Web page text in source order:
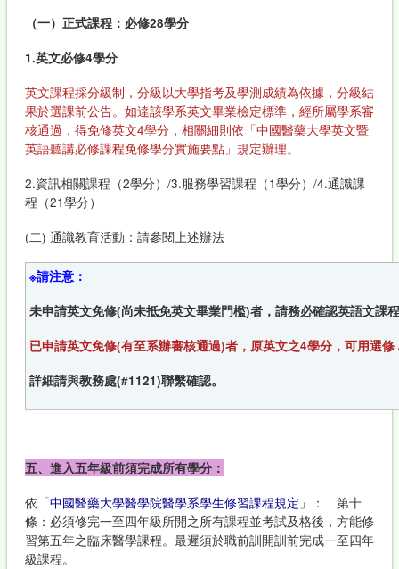
（一）正式課程：必修28學分
1.英文必修4學分
英文課程採分級制，分級以大學指考及學測成績為依據，分級結
果於選課前公告。如達該學系英文畢業檢定標準，經所屬學系審
核通過，得免修英文4學分，相關細則依「中國醫藥大學英文暨
英語聽講必修課程免修學分實施要點」規定辦理。
2.資訊相關課程（2學分）/3.服務學習課程（1學分）/4.通識課
程（21學分）
(二) 通識教育活動：請參閱上述辦法
※請注意：
未申請英文免修(尚未抵免英文畢業門檻)者，請務必確認英語文課
已申請英文免修(有至系辦審核通過)者，原英文之4學分，可用選
詳細請與教務處(#1121)聯繫確認。
五、進入五年級前須完成所有學分：
依「中國醫藥大學醫學院醫學系學生修習課程規定 」： 第十
條：必須修完一至四年級所開之所有課程並考試及格後，方能修
習第五年之臨床醫學課程。最遲須於職前訓開訓前完成一至四年
級課程。